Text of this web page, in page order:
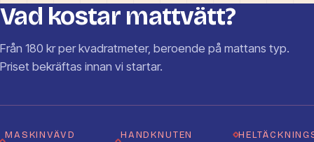
Vad kostar mattvätt?
Från 180 kr per kvadratmeter, beroende på mattans typ.
Priset bekräftas innan vi startar.
MASKINVÄVD
HANDKNUTEN